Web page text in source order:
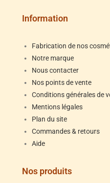
Information
Fabrication de nos
Notre marque
Nous contacter
Nos points de vente
Conditions générales de
Mentions légales
Plan du site
Commandes & retours
Aide
Nos produits